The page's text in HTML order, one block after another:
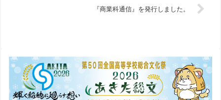
『商業科通信』を発行しました。